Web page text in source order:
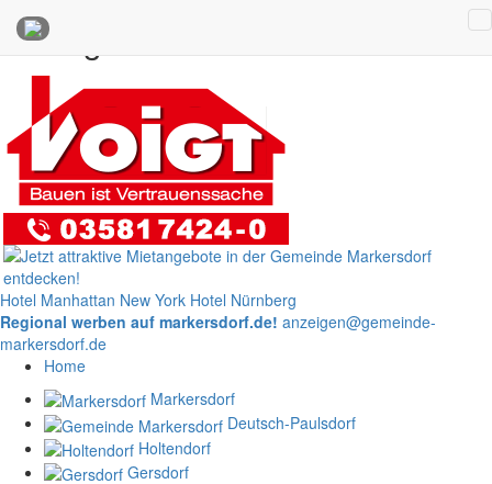
Anzeigen
Hotel Manhattan New York Hotel Nürnberg
Regional werben auf markersdorf.de! anzeigen@gemeinde-
markersdorf.de
Home
Markersdorf
Deutsch-Paulsdorf
Holtendorf
Gersdorf